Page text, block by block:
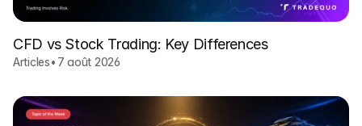
CFD vs Stock Trading: Key Differences
Articles• 7 août 2026